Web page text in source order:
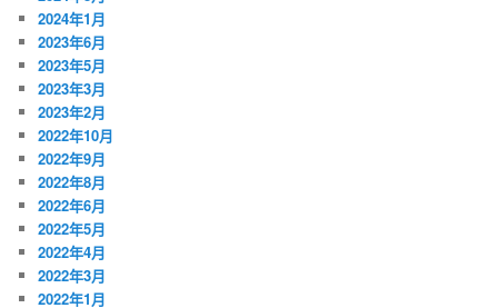
2024年1月
2023年6月
2023年5月
2023年3月
2023年2月
2022年10月
2022年9月
2022年8月
2022年6月
2022年5月
2022年4月
2022年3月
2022年1月